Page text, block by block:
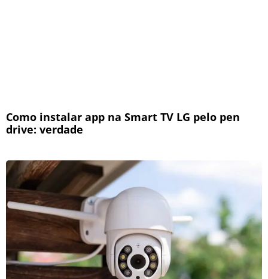
Como instalar app na Smart TV LG pelo pen
drive: verdade